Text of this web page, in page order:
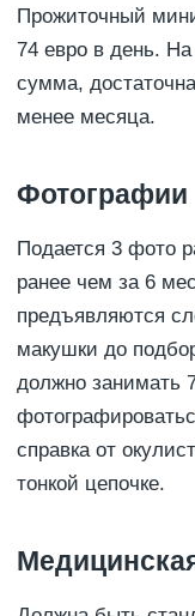
Прожиточный
74 евро в день.
сумма,
менее месяца.
Фотографии
Подается 3 фото
ранее чем за 6
предъявляются
макушки до
должно занимать
справка от
тонкой цепочке.